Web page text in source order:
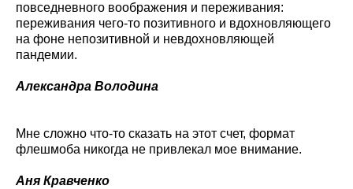
повседневного воображения и переживания:
переживания чего-то позитивного и вдохновляющего
на фоне непозитивной и невдохновляющей
пандемии.
Александра Володина
Мне сложно что-то сказать на этот счет, формат
флешмоба никогда не привлекал мое внимание.
Аня Кравченко